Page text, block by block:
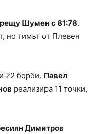
Шумен с 81:78.
но тимът от Плевен
22 борби. Павел
реализира 11 точки,
Димитров